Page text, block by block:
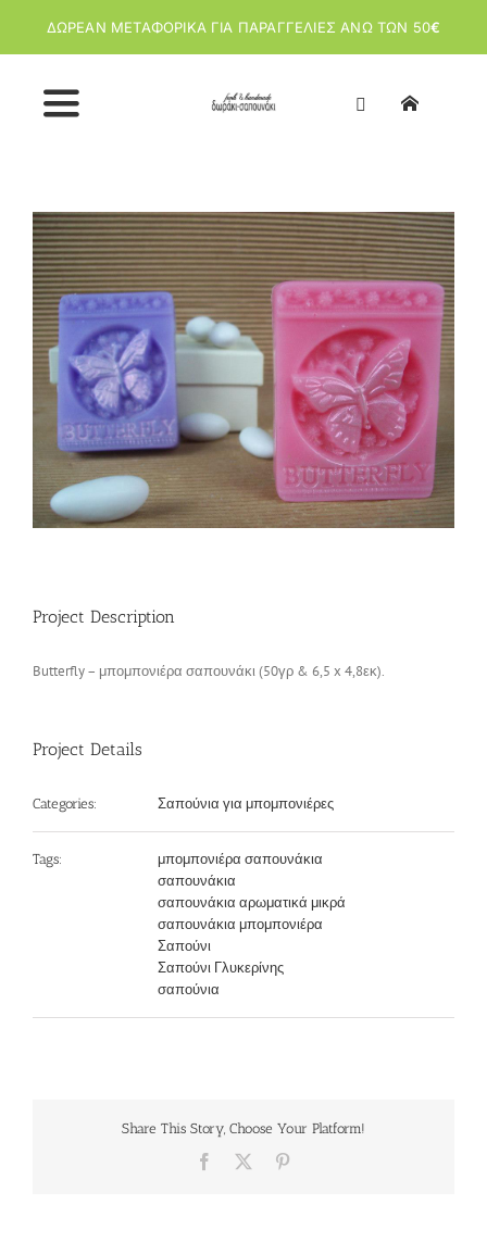
περιεχόμενο
ΔΩΡΕΑΝ ΜΕΤΑΦΟΡΙΚΑ ΓΙΑ ΠΑΡΑΓΓΕΛΙΕΣ ΑΝΩ ΤΩΝ 50€
Toggle
Αρχική
Κατάστημα
Σχετικά με εμάς
Άρθρα
Επικοινωνία
View
Larger
Image
Project Description
Butterfly – μπομπονιέρα σαπουνάκι (50γρ & 6,5 x 4,8εκ).
Project Details
Categories: Σαπούνια για μπομπονιέρες
Tags:
μπομπονιέρα σαπουνάκια
σαπουνάκια
σαπουνάκια αρωματικά μικρά
σαπουνάκια μπομπονιέρα
Σαπούνι
Σαπούνι Γλυκερίνης
σαπούνια
Share This Story, Choose Your Platform!
Facebook